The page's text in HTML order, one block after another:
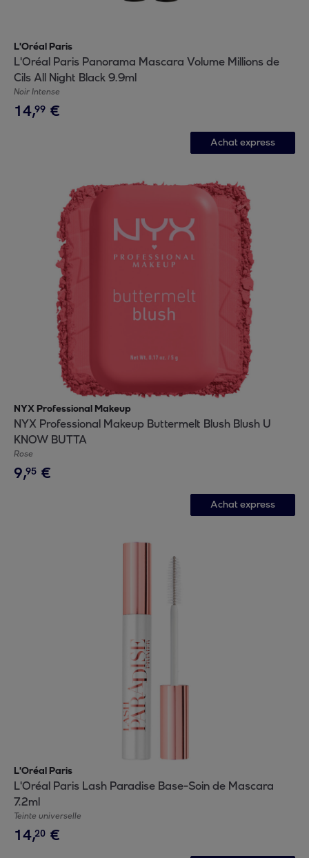
L'Oréal Paris
L'Oréal Paris Panorama Mascara Volume Millions de
Cils All Night Black 9.9ml
Noir Intense
14,99 €
Achat express
NYX Professional Makeup
NYX Professional Makeup Buttermelt Blush Blush U
KNOW BUTTA
Rose
9,95 €
Achat express
L'Oréal Paris
L'Oréal Paris Lash Paradise Base-Soin de Mascara
7.2ml
Teinte universelle
14,20 €